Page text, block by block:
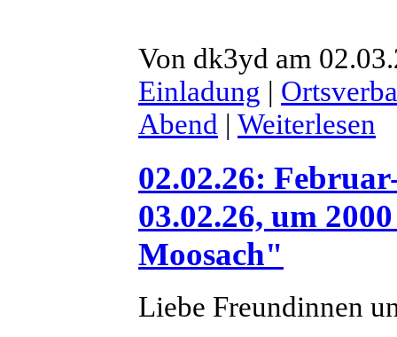
Von dk3yd am
Einladung |
Abend | Weiterlesen
02.02.26:
03.02.26, um
Moosach"
Liebe Freundinnen